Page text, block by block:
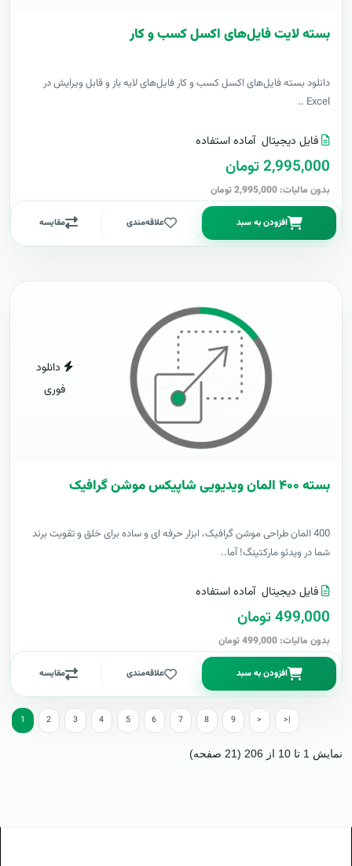
بسته لایت فایل‌های اکسل کسب و کار
دانلود بسته فایل‌های اکسل کسب و کار فایل‌های لایه باز و قابل ویرایش در
Excel ..
فایل دیجیتال آماده استفاده
2,995,000 تومان
بدون مالیات: 2,995,000 تومان
افزودن به سبد علاقه‌مندی مقایسه
دانلود
فوری
بسته ۴۰۰ المان ویدیویی شاپیکس موشن گرافیک
400 المان طراحی موشن گرافیک، ابزار حرفه ای و ساده برای خلق و تقویت برند
شما در ویدئو مارکتینگ! آما..
فایل دیجیتال آماده استفاده
499,000 تومان
بدون مالیات: 499,000 تومان
افزودن به سبد علاقه‌مندی مقایسه
1 2 3 4 5 6 7 8 9 > >|
نمایش 1 تا 10 از 206 (21 صفحه)